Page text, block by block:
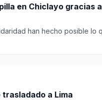
en Chiclayo gracias
han hecho posible lo
a Lima